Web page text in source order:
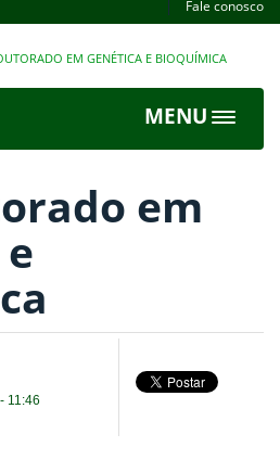
Fale conosco
EM GENÉTICA E BIOQUÍMICA
MENU
Toggle
em
11:46